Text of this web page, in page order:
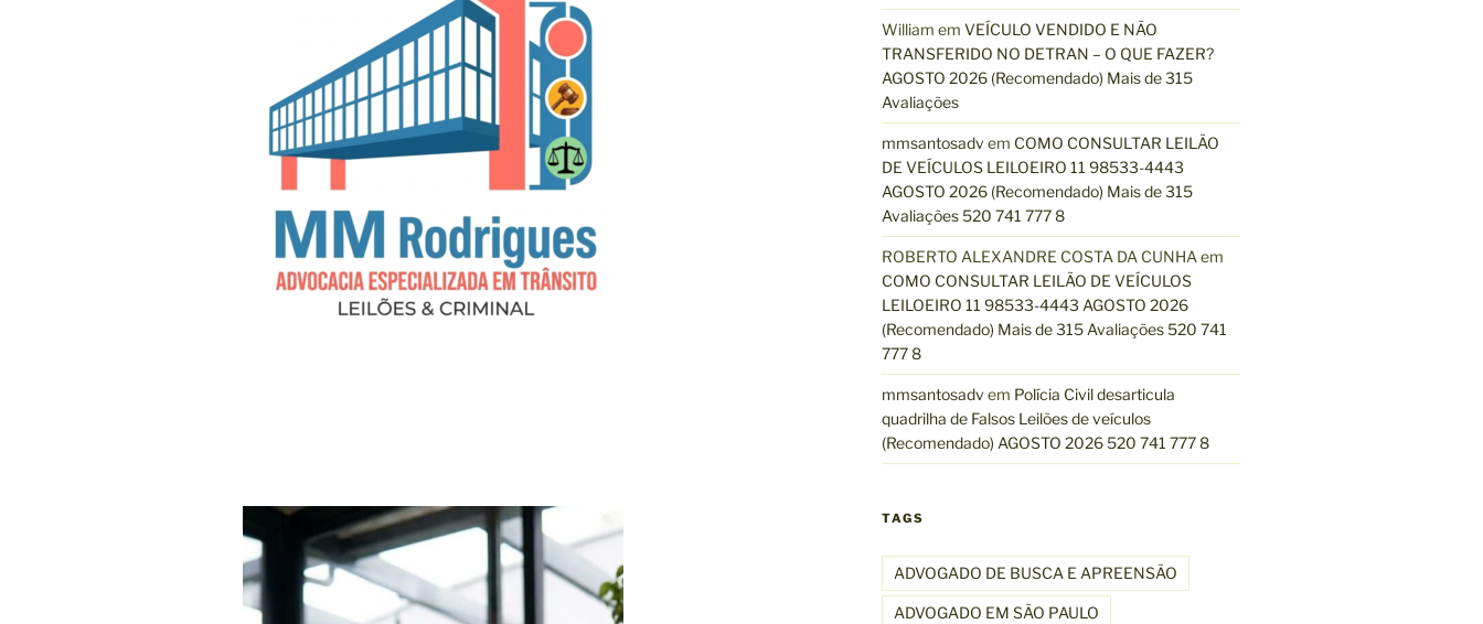
William em VEÍCULO VENDIDO E NÃO
TRANSFERIDO NO DETRAN – O QUE FAZER?
AGOSTO 2026 (Recomendado) Mais de 315
Avaliações
mmsantosadv em COMO CONSULTAR LEILÃO
DE VEÍCULOS LEILOEIRO 11 98533-4443
AGOSTO 2026 (Recomendado) Mais de 315
Avaliações 520 741 777 8
ROBERTO ALEXANDRE COSTA DA CUNHA em
COMO CONSULTAR LEILÃO DE VEÍCULOS
LEILOEIRO 11 98533-4443 AGOSTO 2026
(Recomendado) Mais de 315 Avaliações 520 741
777 8
mmsantosadv em Polícia Civil desarticula
quadrilha de Falsos Leilões de veículos
(Recomendado) AGOSTO 2026 520 741 777 8
TAGS
ADVOGADO DE BUSCA E APREENSÃO
ADVOGADO EM SÃO PAULO